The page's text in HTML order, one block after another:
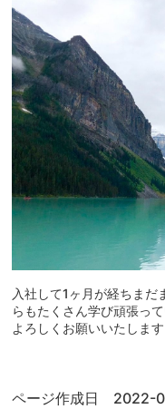
入社して1ヶ月が経ちま
らもたくさん学び頑張って
よろしくお願いいたします
ページ作成日 2022-